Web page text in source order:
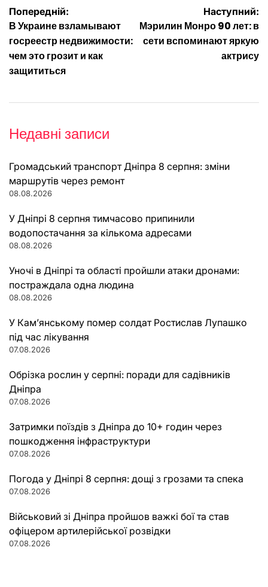
Навігація
записів
Попередній:
В Украине взламывают
госреестр недвижимости:
чем это грозит и как
защититься
Наступний:
Мэрилин Монро 90 лет: в
сети вспоминают яркую
актрису
Недавні записи
Громадський транспорт Дніпра 8 серпня: зміни
маршрутів через ремонт
08.08.2026
У Дніпрі 8 серпня тимчасово припинили
водопостачання за кількома адресами
08.08.2026
Уночі в Дніпрі та області пройшли атаки дронами:
постраждала одна людина
08.08.2026
У Кам’янському помер солдат Ростислав Лупашко
під час лікування
07.08.2026
Обрізка рослин у серпні: поради для садівників
Дніпра
07.08.2026
Затримки поїздів з Дніпра до 10+ годин через
пошкодження інфраструктури
07.08.2026
Погода у Дніпрі 8 серпня: дощі з грозами та спека
07.08.2026
Військовий зі Дніпра пройшов важкі бої та став
офіцером артилерійської розвідки
07.08.2026